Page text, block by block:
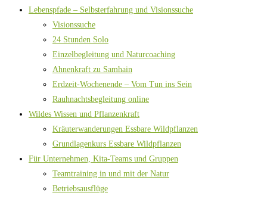
Lebenspfade – Selbsterfahrung und Visionssuche
Visionssuche
24 Stunden Solo
Einzelbegleitung und Naturcoaching
Ahnenkraft zu Samhain
Erdzeit-Wochenende – Vom Tun ins Sein
Rauhnachtsbegleitung online
Wildes Wissen und Pflanzenkraft
Kräuterwanderungen Essbare Wildpflanzen
Grundlagenkurs Essbare Wildpflanzen
Für Unternehmen, Kita-Teams und Gruppen
Teamtraining in und mit der Natur
Betriebsausflüge